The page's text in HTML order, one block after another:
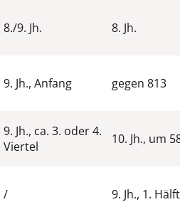
8./9. Jh. 8. Jh.
9. Jh., Anfang gegen 813
9. Jh., ca. 3. oder 4.
Viertel
10. Jh., um
/ 9. Jh., 1.